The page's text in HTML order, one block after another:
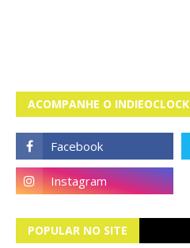
ACOMPANHE O INDIEOCLOCK
POPULAR NO SITE